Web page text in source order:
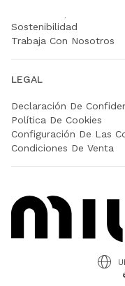
Sostenibilidad
Trabaja Con Nosotros
LEGAL
Declaración De
Política De Cookies
Configuración De Las
Condiciones De Venta